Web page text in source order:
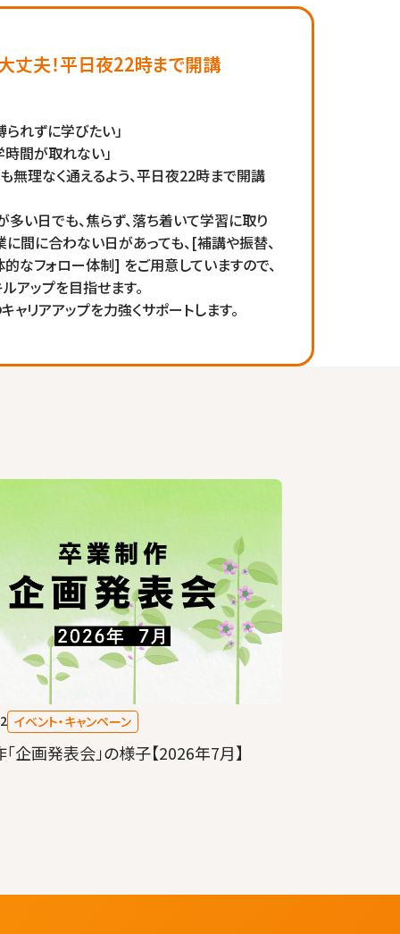
丈夫！平日夜22時まで開講
れずに学びたい」
時間が取れない」
無理なく通えるよう、平日夜22時まで開講
多い日でも、焦らず、落ち着いて学習に取り
に間に合わない日があっても、[補講や振替、
的なフォロー体制] をご用意していますので、
アップを目指せます。
リアアップを力強くサポートします。
イベント・キャンペーン
企画発表会」の様子【2026年7月】